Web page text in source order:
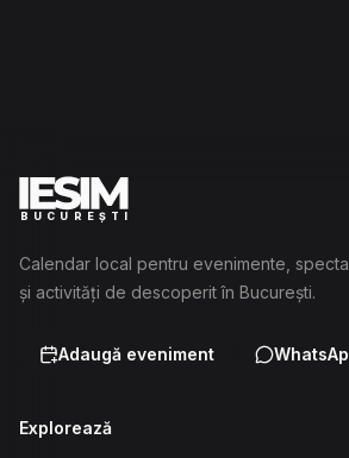
BUCUREȘTI
Calendar local pentru evenimente,
și activități de descoperit în București.
Adaugă eveniment
Explorează